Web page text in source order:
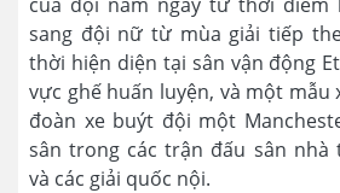
sang đội nữ từ mùa giải tiếp
thời hiện diện tại sân vận động
vực ghế huấn luyện, và một mẫu
đoàn xe buýt đội một
sân trong các trận đấu sân nhà
và các giải quốc nội.